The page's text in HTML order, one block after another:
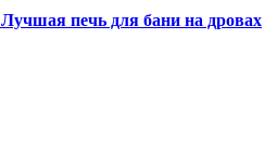
Лучшая печь для бани на дровах